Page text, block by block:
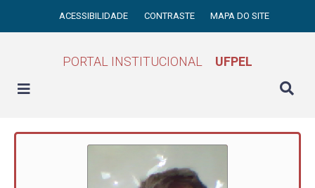
ACESSIBILIDADE CONTRASTE MAPA DO SITE
PORTAL INSTITUCIONAL UFPEL